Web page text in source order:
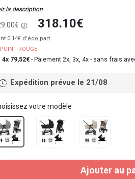
la description
318.10€
0.14€ d’éco part
POINT ROUGE
4x 79,52€ -Paiement 2x, 3x, 4x -sans frais
Expédition prévue le 21/08
votre modèle
Ajouter au